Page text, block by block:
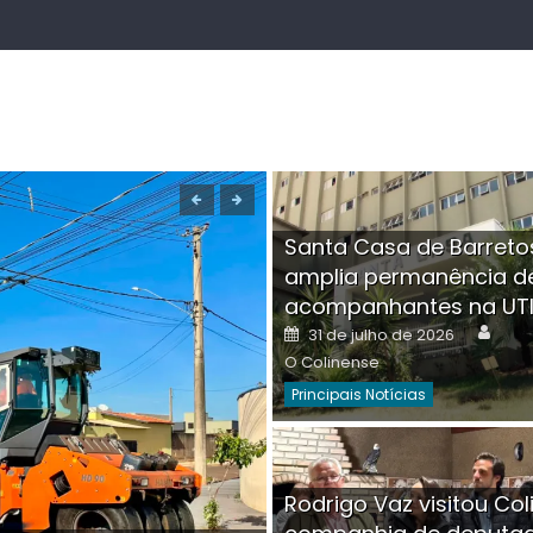
Boutique na Av.
invadida por
Santa Casa de
amplia permanência
acompanhantes na UTI
Posted
on
31 de julho de 2026
O Colinense
Principais Notícias
Rodrigo Vaz visitou